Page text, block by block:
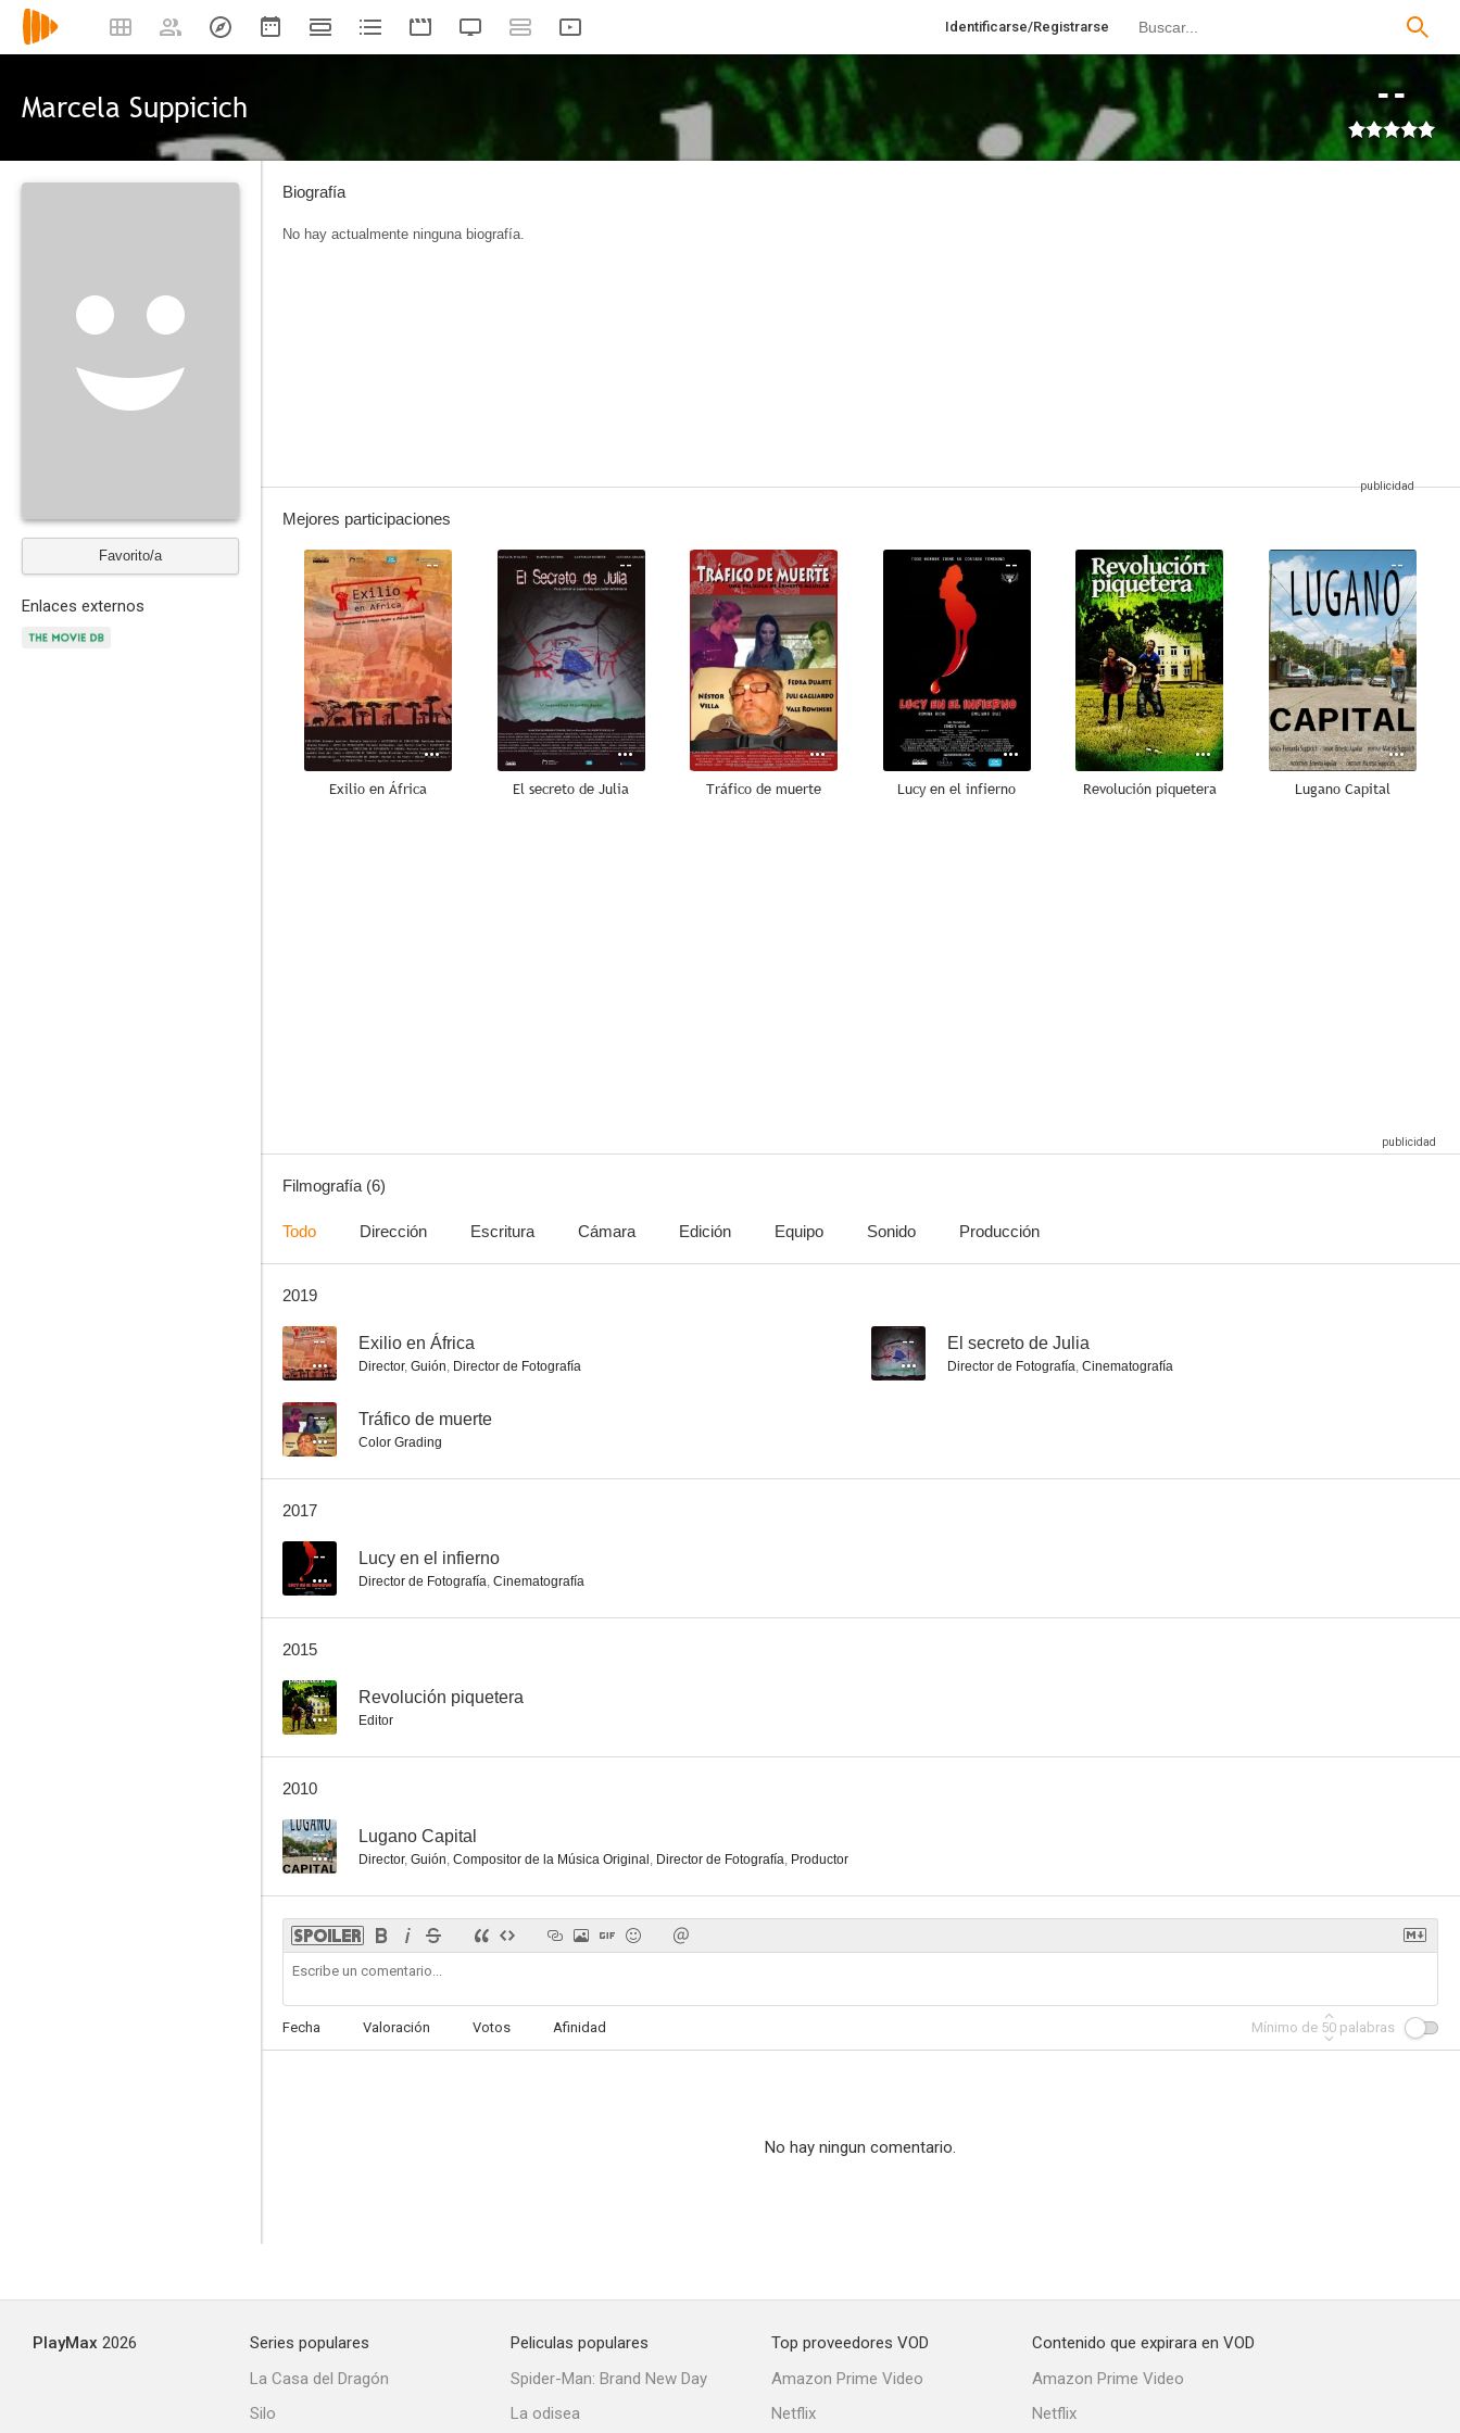
Identificarse/Registrarse
Marcela Suppicich --
Favorito/a
Enlaces externos
Biografía
No hay actualmente ninguna biografía.
Mejores participaciones
--
Exilio en África
--
El secreto de Julia
--
Tráfico de muerte
--
Lucy en el infierno
--
Revolución piquetera
--
Lugano Capital
Filmografía (6)
Todo Dirección Escritura Cámara Edición Equipo Sonido Producción
2019
-- Exilio en África
Director, Guión, Director de Fotografía
-- El secreto de Julia
Director de Fotografía, Cinematografía
-- Tráfico de muerte
Color Grading
2017
-- Lucy en el infierno
Director de Fotografía, Cinematografía
2015
-- Revolución piquetera
Editor
2010
-- Lugano Capital
Director, Guión, Compositor de la Música Original , Director de Fotografía, Productor
Fecha Valoración Votos Afinidad Mínimo de 50 palabras
No hay ningun comentario.
PlayMax 2026
Series populares
La Casa del Dragón
Silo
Peliculas populares
Spider-Man: Brand New Day
La odisea
Top proveedores VOD
Amazon Prime Video
Netflix
Contenido que expirara en VOD
Amazon Prime Video
Netflix